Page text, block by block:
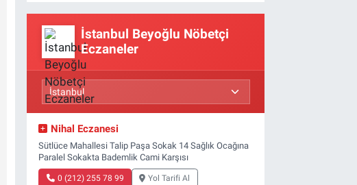
İstanbul Beyoğlu Nöbetçi
Eczaneler
Nihal Eczanesi
Sütlüce Mahallesi Talip Paşa Sokak 14 Sağlık Ocağına
Paralel Sokakta Bademlik Cami Karşısı
0 (212) 255 78 99 Yol Tarifi Al